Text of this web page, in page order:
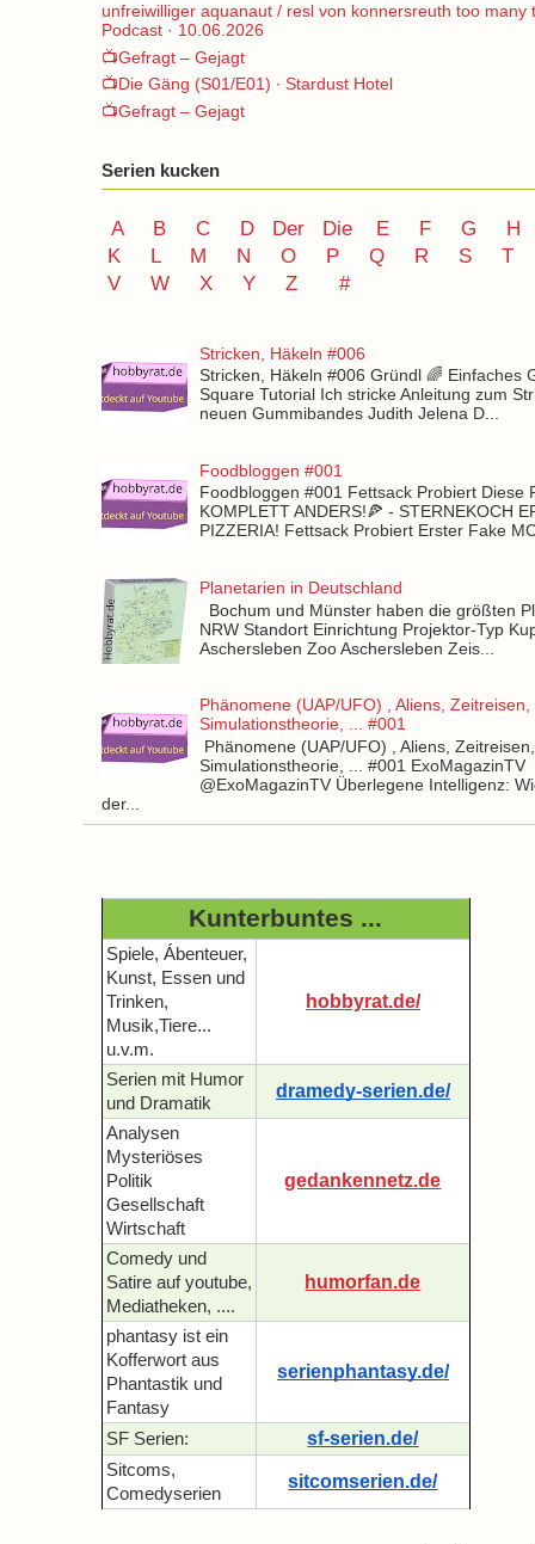
unfreiwilliger aquanaut / resl von konnersreuth too many
Podcast · 10.06.2026
📺Gefragt – Gejagt
📺Die Gäng (S01/E01) ∙ Stardust Hotel
📺Gefragt – Gejagt
Serien kucken
A B C D Der Die E F G
H
K
L M N O P Q R S
T
V
W X Y Z #
Stricken, Häkeln #006
Stricken, Häkeln #006 Gründl 🌈 Einfaches
Square Tutorial Ich stricke Anleitung zum
neuen Gummibandes Judith Jelena D...
Foodbloggen #001
Foodbloggen #001 Fettsack Probiert Diese
KOMPLETT ANDERS!🍕 - STERNEKOCH
PIZZERIA! Fettsack Probiert Erster Fake
Planetarien in Deutschland
Bochum und Münster haben die größten
NRW Standort Einrichtung Projektor-Typ
Aschersleben Zoo Aschersleben Zeis...
Phänomene (UAP/UFO) , Aliens, Zeitreisen,
Simulationstheorie, ... #001
Phänomene (UAP/UFO) , Aliens, Zeitreisen,
Simulationstheorie, ... #001 ExoMagazinTV
@ExoMagazinTV Überlegene Intelligenz:
der...
Kunterbuntes ...
Spiele, Ábenteuer,
Kunst, Essen und
Trinken,
Musik,Tiere...
u.v.m.
hobbyrat.de/
Serien mit Humor
und Dramatik
dramedy-serien.de/
Analysen
Mysteriöses
Politik
Gesellschaft
Wirtschaft
gedankennetz.de
Comedy und
Satire auf youtube,
Mediatheken, ....
humorfan.de
phantasy ist ein
Kofferwort aus
Phantastik und
Fantasy
serienphantasy.de/
SF Serien: sf-serien.de/
Sitcoms,
Comedyserien
sitcomserien.de/